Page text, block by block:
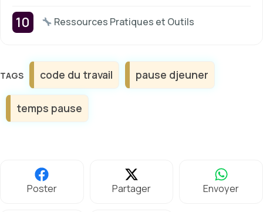
Ressources Pratiques et Outils
Étiquettes
code du travail pause djeuner
temps pause
Poster Partager Envoyer